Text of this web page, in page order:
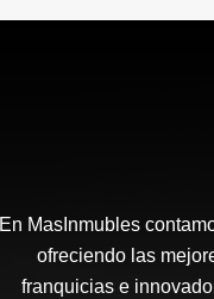
En MasInmubles
ofreciendo las
franquicias e